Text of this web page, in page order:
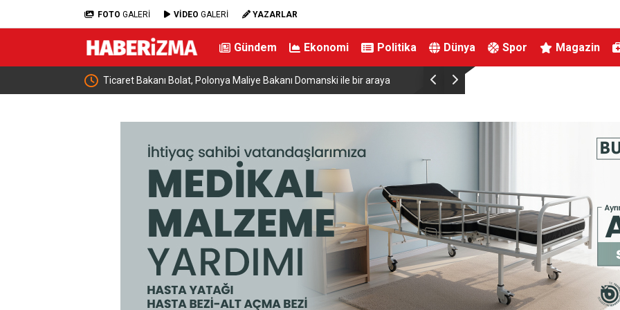
FOTO GALERİ VİDEO GALERİ YAZARLAR
Gündem Ekonomi Politika Dünya Spor Magazin
Maliye Bakanı Domanski ile bir araya Almanya’da Ren Nehri’nde kuraklık alarmı: Su seviyesinde tarihi düşüş